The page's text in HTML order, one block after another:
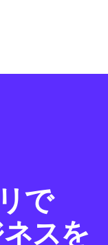
で
スを